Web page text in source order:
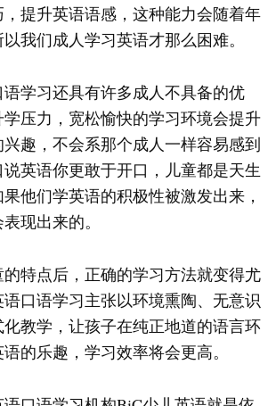
提升英语语感，这种能力会随着年
我们成人学习英语才那么困难。
习还具有许多成人不具备的优
压力，宽松愉快的学习环境会提升
趣，不会系那个成人一样容易感到
英语你更敢于开口，儿童都是天生
他们学英语的积极性被激发出来，
现出来的。
点后，正确的学习方法就变得尤
口语学习主张以环境熏陶、无意识
教学，让孩子在纯正地道的语言环
的乐趣，学习效率将会更高。